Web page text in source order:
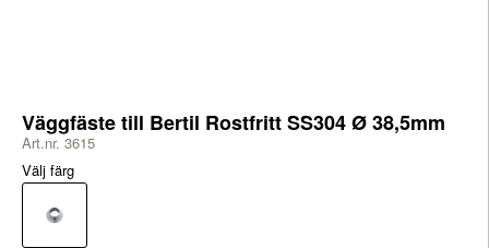
Väggfäste till Bertil Rostfritt SS304 Ø 38,5mm
Art.nr. 3615
Välj färg